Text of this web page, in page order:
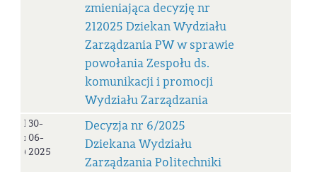
zmieniająca decyzję nr
212025 Dziekan Wydziału
Zarządzania PW w sprawie
powołania Zespołu ds.
komunikacji i promocji
Wydziału Zarządzania
Decyzja
nr
6/2025
30-
06-
2025
Decyzja nr 6/2025
Dziekana Wydziału
Zarządzania Politechniki